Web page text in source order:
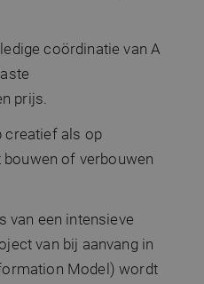
coördinatie van A
prijs.
creatief als op
of verbouwen
van een intensieve
van bij aanvang in
Model) wordt